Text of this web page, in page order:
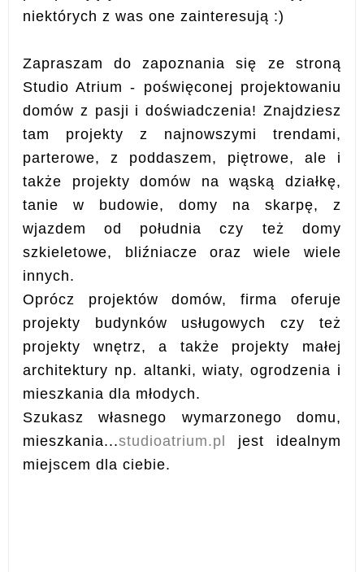
niektórych z was one zainteresują :)
Zapraszam do zapoznania się ze stroną
Studio Atrium - poświęconej projektowaniu
domów z pasji i doświadczenia! Znajdziesz
tam projekty z najnowszymi trendami,
parterowe, z poddaszem, piętrowe, ale i
także projekty domów na wąską działkę,
tanie w budowie, domy na skarpę, z
wjazdem od południa czy też domy
szkieletowe, bliźniacze oraz wiele wiele
innych.
Oprócz projektów domów, firma oferuje
projekty budynków usługowych czy też
projekty wnętrz, a także projekty małej
architektury np. altanki, wiaty, ogrodzenia i
mieszkania dla młodych.
Szukasz własnego wymarzonego domu,
mieszkania...studioatrium.pl
jest idealnym
miejscem dla ciebie.